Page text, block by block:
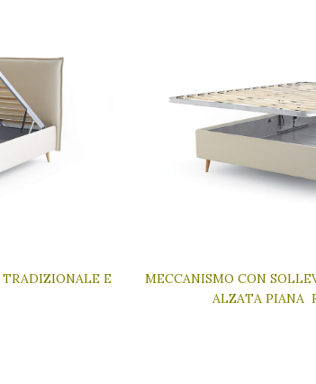
E
MECCANISMO CON
ALZATA PIANA